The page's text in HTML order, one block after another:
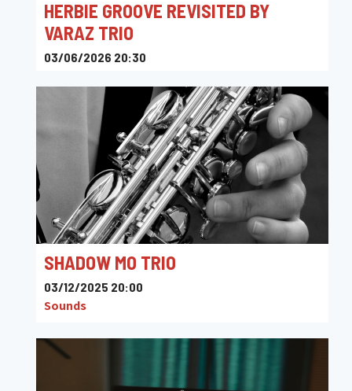
HERBIE GROOVE REVISITED BY
VARAZ TRIO
03/06/2026 20:30
SHADOW MO TRIO
03/12/2025 20:00
Sounds